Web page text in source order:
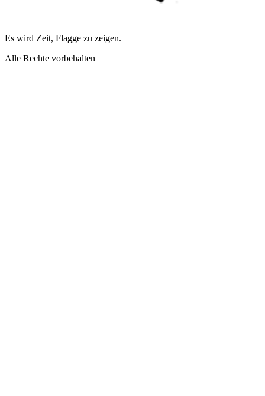
Es wird Zeit, Flagge zu zeigen.
Alle Rechte vorbehalten